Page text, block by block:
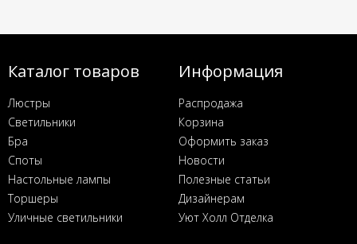
Каталог товаров
Люстры
Светильники
Бра
Споты
Настольные лампы
Торшеры
Уличные светильники
Информация
Распродажа
Корзина
Оформить заказ
Новости
Полезные статьи
Дизайнерам
Уют Холл Отделка